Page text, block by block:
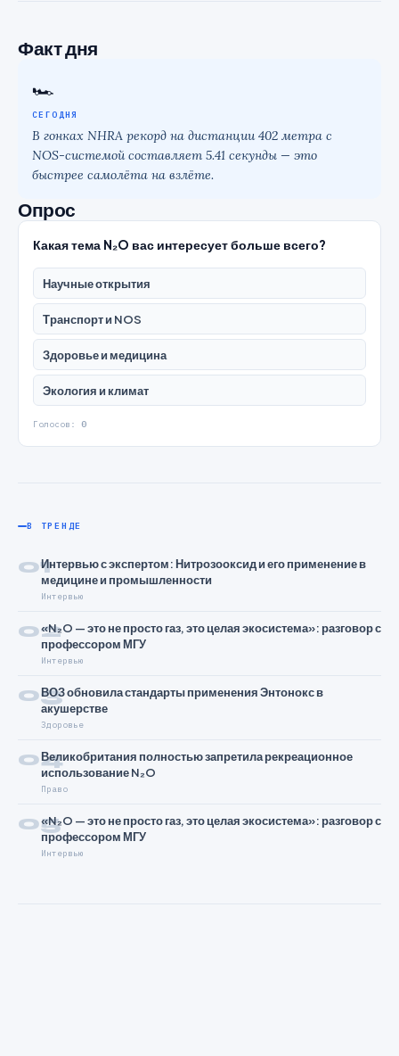
Факт дня
🏎
СЕГОДНЯ
В гонках NHRA рекорд на дистанции 402 метра с
NOS-системой составляет 5.41 секунды — это
быстрее самолёта на взлёте.
Опрос
Какая тема N₂O вас интересует больше всего?
Научные открытия
Транспорт и NOS
Здоровье и медицина
Экология и климат
Голосов: 0
В ТРЕНДЕ
01Интервью с экспертом: Нитрозооксид и его применение в
медицине и промышленности
Интервью
02«N₂O — это не просто газ, это целая экосистема»: разговор с
профессором МГУ
Интервью
03ВОЗ обновила стандарты применения Энтонокс в
акушерстве
Здоровье
04Великобритания полностью запретила рекреационное
использование N₂O
Право
05«N₂O — это не просто газ, это целая экосистема»: разговор с
профессором МГУ
Интервью